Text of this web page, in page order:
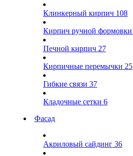
Клинкерный кирпич 108
Кирпич ручной формовки
Печной кирпич 27
Кирпичные перемычки 25
Гибкие связи 37
Кладочные сетки 6
Фасад
Акриловый сайдинг 36